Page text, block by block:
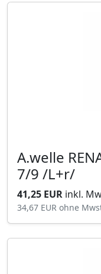
A.welle
7/9 /L+r/
41,25 EUR inkl.
34,67 EUR ohne